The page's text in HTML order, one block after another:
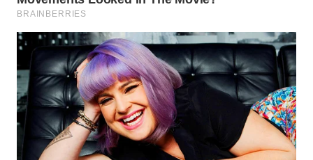
NEWS
SIDIKALANG
NEWS
SIBARAGAS
NEWS